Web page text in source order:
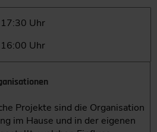
Uhr
Uhr
Projekte sind die Organisation
im Hause und in der eigenen